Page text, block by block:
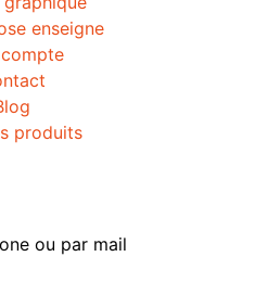
enseigne
produits
ou par mail